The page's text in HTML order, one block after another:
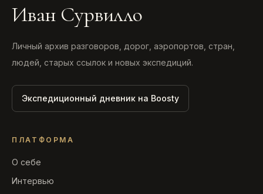
Иван Сурвилло
Личный архив разговоров, дорог, аэропортов, стран,
людей, старых ссылок и новых экспедиций.
Экспедиционный дневник на Boosty
ПЛАТФОРМА
О себе
Интервью